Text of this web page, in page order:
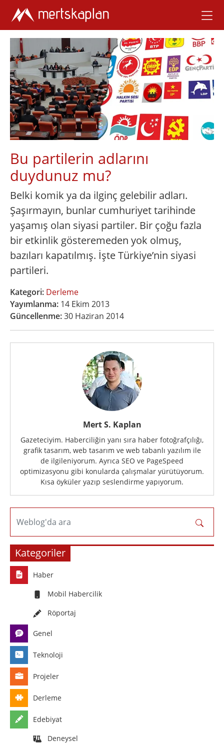
Bu partilerin adlarını
duydunuz mu?
Belki komik ya da ilginç gelebilir adları.
Şaşırmayın, bunlar cumhuriyet tarihinde
yaşamış olan siyasi partiler. Bir çoğu fazla
bir etkinlik gösteremeden yok olmuş,
bazıları kapatılmış. İşte Türkiye’nin siyasi
partileri.
Kategori: Derleme
Yayımlanma: 14 Ekim 2013
Güncellenme:30 Haziran 2014
Mert S. Kaplan
Gazeteciyim. Haberciliğin yanı sıra haber fotoğrafçılığı,
grafik tasarım, web tasarım ve web tabanlı yazılım ile
de ilgileniyorum. Ayrıca SEO ve PageSpeed
optimizasyonu gibi konularda çalışmalar yürütüyorum.
Kısa öyküler yazıp seslendirme yapıyorum.
Weblog'da ara
Kategoriler
Haber
Mobil Habercilik
Röportaj
Genel
Teknoloji
Projeler
Derleme
Edebiyat
Deneysel